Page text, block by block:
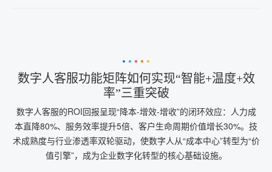
数字人客服功能矩阵如何实现“智能+温度+效
率”三重突破
数字人客服的ROI回报呈现“降本-增效-增收”的闭环效应：人力成
本直降80%、服务效率提升5倍、客户生命周期价值增长30%。技
术成熟度与行业渗透率双轮驱动，使数字人从“成本中心”转型为“价
值引擎”，成为企业数字化转型的核心基础设施。